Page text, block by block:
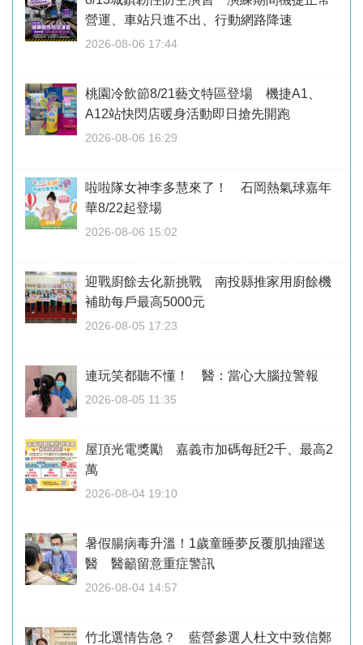
營運、車站只進不出、行動網路降速
2026-08-06 17:44
桃園冷飲節8/21藝文特區登場 機捷A1、
A12站快閃店暖身活動即日搶先開跑
2026-08-06 16:29
啦啦隊女神李多慧來了！ 石岡熱氣球嘉年
華8/22起登場
2026-08-06 15:02
迎戰廚餘去化新挑戰 南投縣推家用廚餘機
補助每戶最高5000元
2026-08-05 17:23
連玩笑都聽不懂！ 醫：當心大腦拉警報
2026-08-05 11:35
屋頂光電獎勵 嘉義市加碼每瓩2千、最高2
萬
2026-08-04 19:10
暑假腸病毒升溫！1歲童睡夢反覆肌抽躍送
醫 醫籲留意重症警訊
2026-08-04 14:57
竹北選情告急？ 藍營參選人杜文中致信鄭